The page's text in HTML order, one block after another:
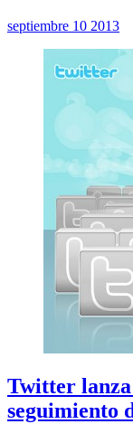
septiembre 10 2013
Twitter
seguimiento